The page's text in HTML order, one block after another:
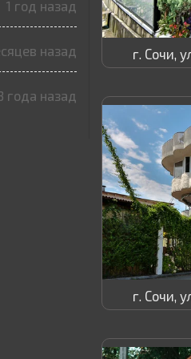
1 год назад
назад
года назад
г. Сочи,
г. Сочи,